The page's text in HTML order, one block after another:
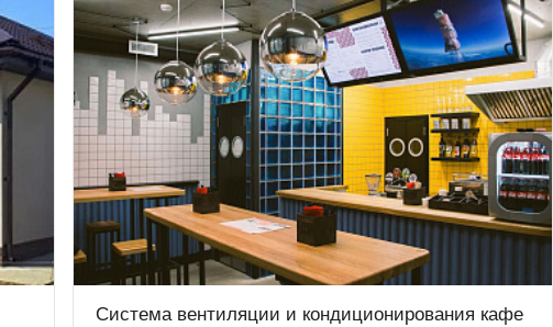
Система вентиляции и кондиционирования кафе